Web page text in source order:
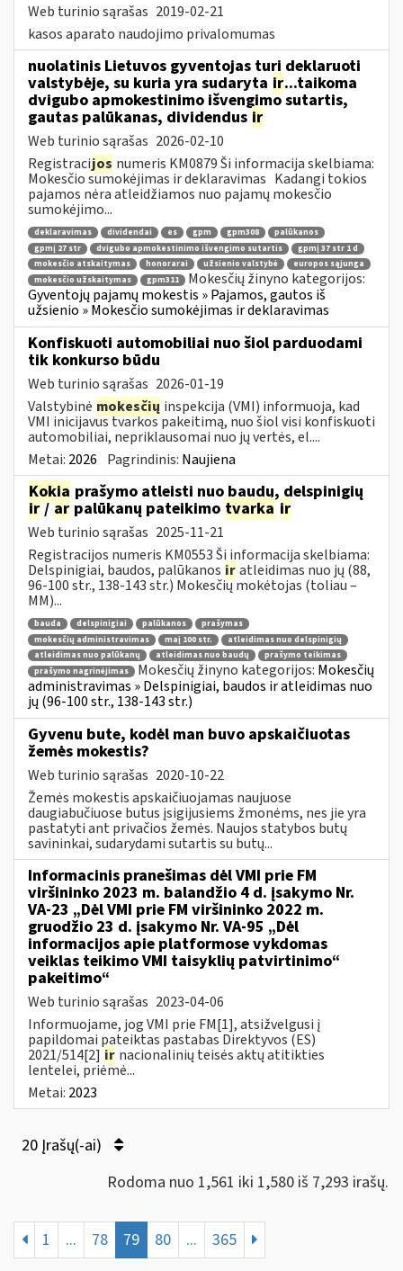
Web turinio sąrašas 2019-02-21
kasos aparato naudojimo privalomumas
nuolatinis Lietuvos gyventojas turi deklaruoti
valstybėje, su kuria yra sudaryta ir...taikoma
dvigubo apmokestinimo išvengimo sutartis,
gautas palūkanas, dividendus ir
Web turinio sąrašas 2026-02-10
Registracijos numeris KM0879 Ši informacija skelbiama:
Mokesčio sumokėjimas ir deklaravimas Kadangi tokios
pajamos nėra atleidžiamos nuo pajamų mokesčio
sumokėjimo...
deklaravimas dividendai es gpm gpm308
palūkanos
gpmį 27 str
dvigubo apmokestinimo išvengimo sutartis
gpmį 37 str 1 d
mokesčio atskaitymas
honorarai užsienio valstybė
europos sąjunga
mokesčio užskaitymas
gpm311
Mokesčių žinyno kategorijos:
Gyventojų pajamų mokestis » Pajamos, gautos iš
užsienio » Mokesčio sumokėjimas ir deklaravimas
Konfiskuoti automobiliai nuo šiol parduodami
tik konkurso būdu
Web turinio sąrašas 2026-01-19
Valstybinė mokesčių inspekcija (VMI) informuoja, kad
VMI inicijavus tvarkos pakeitimą, nuo šiol visi konfiskuoti
automobiliai, nepriklausomai nuo jų vertės, el....
Metai: 2026 Pagrindinis: Naujiena
Kokia prašymo atleisti nuo baudų, delspinigių
ir/ar palūkanų pateikimo tvarka ir
Web turinio sąrašas 2025-11-21
Registracijos numeris KM0553 Ši informacija skelbiama:
Delspinigiai, baudos, palūkanos iratleidimas nuo jų (88,
96-100 str., 138-143 str.) Mokesčių mokėtojas (toliau –
MM)...
bauda delspinigiai palūkanos
prašymas
mokesčių administravimas
maį 100 str.
atleidimas nuo delspinigių
atleidimas nuo palūkanų
atleidimas nuo baudų
prašymo teikimas
prašymo nagrinėjimas
Mokesčių žinyno kategorijos: Mokesčių
administravimas » Delspinigiai, baudos ir atleidimas nuo
jų (96-100 str., 138-143 str.)
Gyvenu bute, kodėl man buvo apskaičiuotas
žemės mokestis?
Web turinio sąrašas 2020-10-22
Žemės mokestis apskaičiuojamas naujuose
daugiabučiuose butus įsigijusiems žmonėms, nes jie yra
pastatyti ant privačios žemės. Naujos statybos butų
savininkai, sudarydami sutartis su butų...
Informacinis pranešimas dėl VMI prie FM
viršininko 2023 m. balandžio 4 d. įsakymo Nr.
VA-23 „Dėl VMI prie FM viršininko 2022 m.
gruodžio 23 d. įsakymo Nr. VA-95 „Dėl
informacijos apie platformose vykdomas
veiklas teikimo VMI taisyklių patvirtinimo“
pakeitimo“
Web turinio sąrašas 2023-04-06
Informuojame, jog VMI prie FM[1], atsižvelgusi į
papildomai pateiktas pastabas Direktyvos (ES)
2021/514[2] ir nacionalinių teisės aktų atitikties
lentelei, priėmė...
Metai: 2023
20 Įrašų(-ai)
Rodoma nuo 1,561 iki 1,580 iš 7,293 irašų.
1 ... 78 79 80 ... 365